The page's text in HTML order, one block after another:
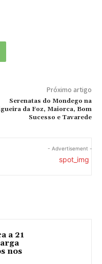
Próximo artigo
Serenatas do Mondego na
da Foz, Maiorca, Bom
Sucesso e Tavarede
- Advertisement -
a 21
nos